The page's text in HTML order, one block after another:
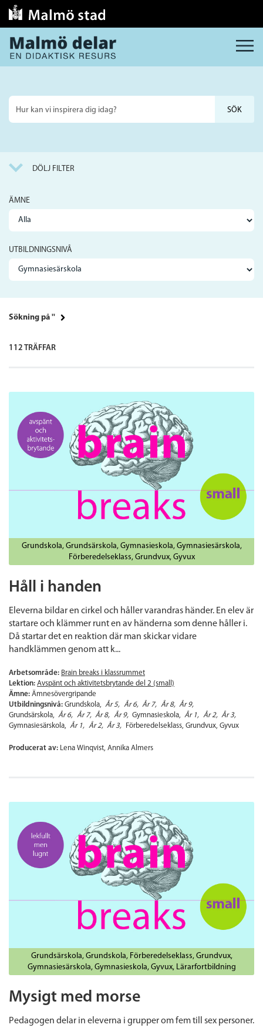
MENY
Sök
på
DÖLJ FILTER
ÄMNE
UTBILDNINGSNIVÅ
Sökning på ''
112 TRÄFFAR
Grundskola Grundsärskola Gymnasieskola Gymnasiesärskola
Förberedelseklass Grundvux Gyvux
Håll i handen
Eleverna bildar en cirkel och håller varandras händer. En elev är
startare och klämmer runt en av händerna som denne håller i.
Då startar det en reaktion där man skickar vidare
handklämmen genom att k...
Arbetsområde: Brain breaks i klassrummet
Lektion: Avspänt och aktivitetsbrytande del 2 (small)
Ämne: Ämnesövergripande
Utbildningsnivå: Grundskola År 5 År 6 År 7 År 8
År 9
Grundsärskola
År 6 År 7 År 8 År 9 Gymnasieskola År 1 År 2
År 3
Gymnasiesärskola
År 1 År 2 År 3 Förberedelseklass Grundvux Gyvux
Producerat av: Lena Winqvist, Annika Almers
Grundsärskola Grundskola Förberedelseklass Grundvux
Gymnasiesärskola Gymnasieskola Gyvux Lärarfortbildning
Mysigt med morse
Pedagogen delar in eleverna i grupper om fem till sex personer.